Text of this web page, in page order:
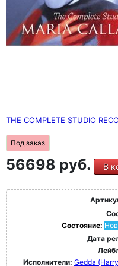
THE COMPLETE STUDIO
Под заказ
56698 руб. В
Состояние:
Дата
Исполнители: Gedda